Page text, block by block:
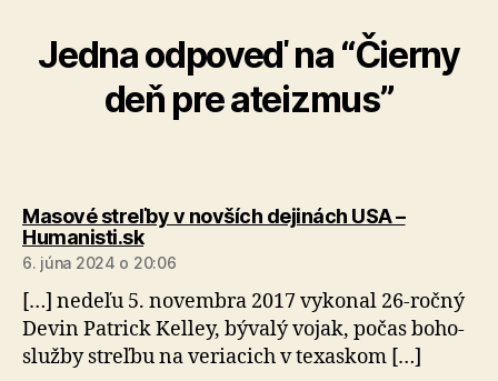
Jedna odpoveď na “Čierny
deň pre ateizmus”
Masové streľby v novších dejinách USA –
Humanisti.skhovorí:
6. júna 2024 o 20:06
[…] nedeľu 5. novembra 2017 vykonal 26-ročný
Devin Patrick Kelley, bývalý vojak, počas bo­ho­
služ­by streľ­bu na ve­ria­cich v te­xas­kom […]